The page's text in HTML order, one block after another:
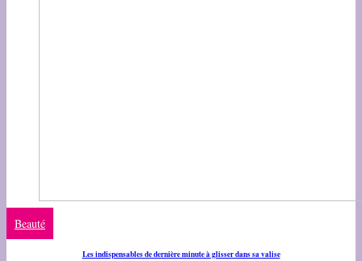
Beauté
Les indispensables de dernière minute à glisser dans sa valise